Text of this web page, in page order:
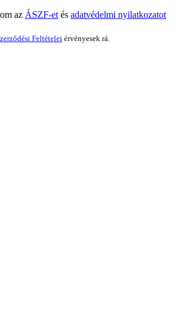
az ÁSZF-et és adatvédelmi nyilatkozatot
Feltételei érvényesek rá.